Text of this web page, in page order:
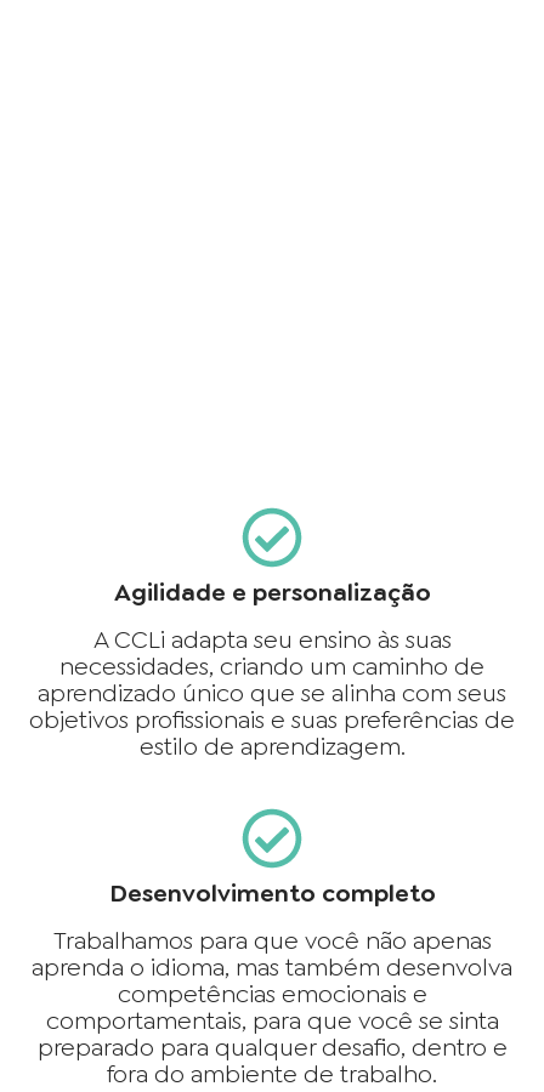
Agilidade e personalização
A CCLi adapta seu ensino às suas
necessidades, criando um caminho de
aprendizado único que se alinha com seus
objetivos profissionais e suas preferências de
estilo de aprendizagem.
Desenvolvimento completo
Trabalhamos para que você não apenas
aprenda o idioma, mas também desenvolva
competências emocionais e
comportamentais, para que você se sinta
preparado para qualquer desafio, dentro e
fora do ambiente de trabalho.